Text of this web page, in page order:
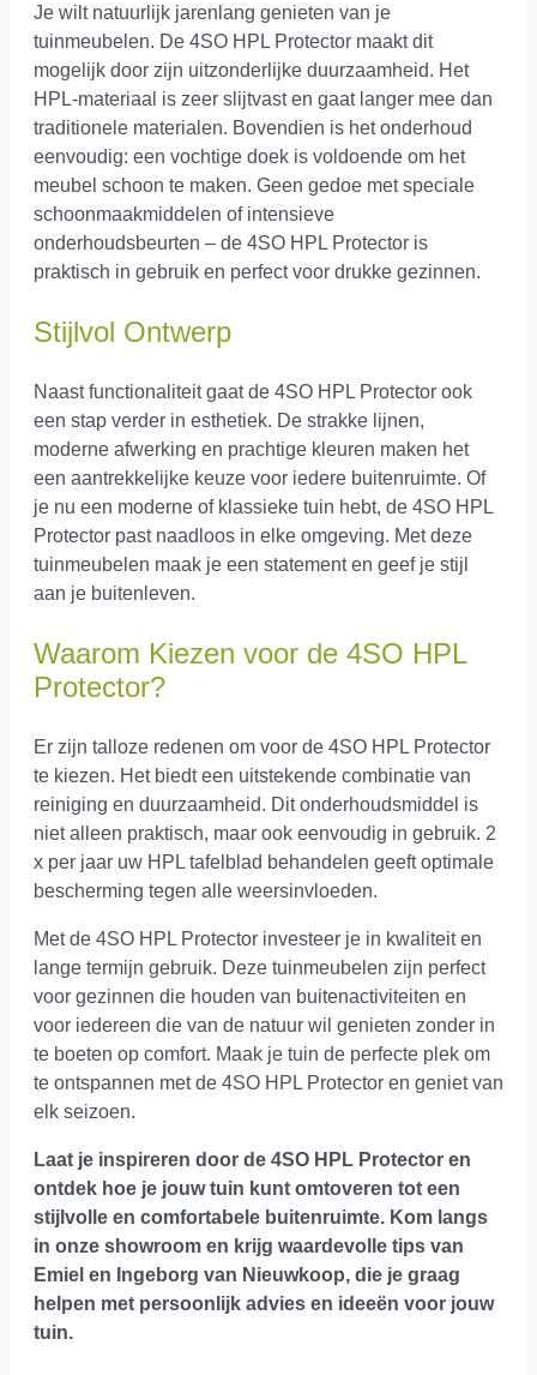
Je wilt natuurlijk jarenlang genieten van je
tuinmeubelen. De 4SO HPL Protector maakt dit
mogelijk door zijn uitzonderlijke duurzaamheid. Het
HPL-materiaal is zeer slijtvast en gaat langer mee dan
traditionele materialen. Bovendien is het onderhoud
eenvoudig: een vochtige doek is voldoende om het
meubel schoon te maken. Geen gedoe met speciale
schoonmaakmiddelen of intensieve
onderhoudsbeurten – de 4SO HPL Protector is
praktisch in gebruik en perfect voor drukke gezinnen.
Stijlvol Ontwerp
Naast functionaliteit gaat de 4SO HPL Protector ook
een stap verder in esthetiek. De strakke lijnen,
moderne afwerking en prachtige kleuren maken het
een aantrekkelijke keuze voor iedere buitenruimte. Of
je nu een moderne of klassieke tuin hebt, de 4SO HPL
Protector past naadloos in elke omgeving. Met deze
tuinmeubelen maak je een statement en geef je stijl
aan je buitenleven.
Waarom Kiezen voor de 4SO HPL
Protector?
Er zijn talloze redenen om voor de 4SO HPL Protector
te kiezen. Het biedt een uitstekende combinatie van
reiniging en duurzaamheid. Dit onderhoudsmiddel is
niet alleen praktisch, maar ook eenvoudig in gebruik. 2
x per jaar uw HPL tafelblad behandelen geeft optimale
bescherming tegen alle weersinvloeden.
Met de 4SO HPL Protector investeer je in kwaliteit en
lange termijn gebruik. Deze tuinmeubelen zijn perfect
voor gezinnen die houden van buitenactiviteiten en
voor iedereen die van de natuur wil genieten zonder in
te boeten op comfort. Maak je tuin de perfecte plek om
te ontspannen met de 4SO HPL Protector en geniet van
elk seizoen.
Laat je inspireren door de 4SO HPL Protector en
ontdek hoe je jouw tuin kunt omtoveren tot een
stijlvolle en comfortabele buitenruimte. Kom langs
in onze showroom en krijg waardevolle tips van
Emiel en Ingeborg van Nieuwkoop, die je graag
helpen met persoonlijk advies en ideeën voor jouw
tuin.